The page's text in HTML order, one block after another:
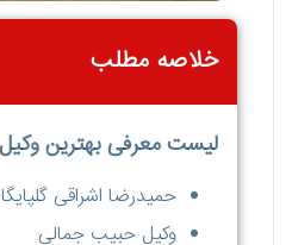
خلاصه مطلب
لیست معرفی بهترین وکیل
حمیدرضا اشراقی
وکیل حبيب جمالی